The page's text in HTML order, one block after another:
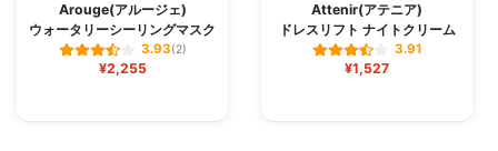
Arouge(アルージェ)
ウォータリーシーリングマスク
3.93(2)
¥2,255
Attenir(アテニア)
ドレスリフト ナイトクリーム
3.91
¥1,527